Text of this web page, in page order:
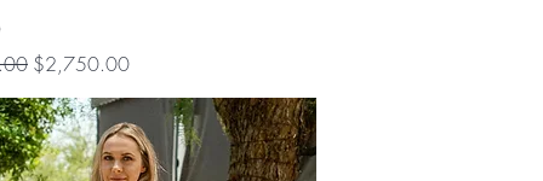
Precio de oferta
$2,750.00